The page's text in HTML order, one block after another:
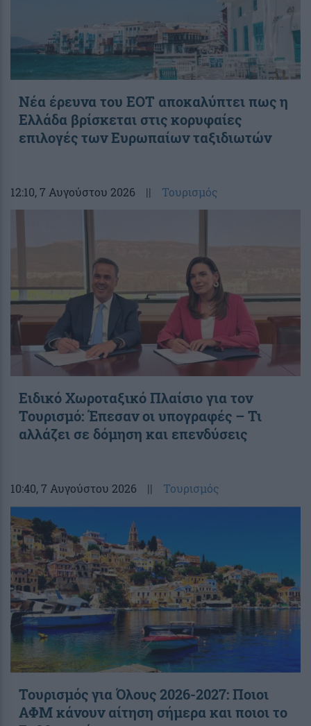
Νέα έρευνα του ΕΟΤ αποκαλύπτει πως η
Ελλάδα βρίσκεται στις κορυφαίες
επιλογές των Ευρωπαίων ταξιδιωτών
12:10, 7 Αυγούστου 2026 || Τουρισμός
Ειδικό Χωροταξικό Πλαίσιο για τον
Τουρισμό: Έπεσαν οι υπογραφές – Τι
αλλάζει σε δόμηση και επενδύσεις
10:40, 7 Αυγούστου 2026 || Τουρισμός
Τουρισμός για Όλους 2026-2027: Ποιοι
ΑΦΜ κάνουν αίτηση σήμερα και ποιοι το